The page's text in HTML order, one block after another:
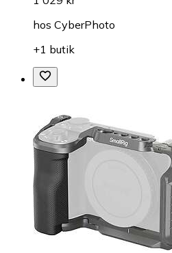
hos CyberPhoto
+1 butik